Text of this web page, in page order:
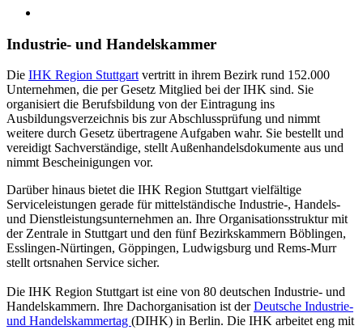
Industrie- und Handelskammer
Die IHK Region Stuttgartvertritt in ihrem Bezirk rund 152.000
Unternehmen, die per Gesetz Mitglied bei der IHK sind. Sie
organisiert die Berufsbildung von der Eintragung ins
Ausbildungsverzeichnis bis zur Abschlussprüfung und nimmt
weitere durch Gesetz übertragene Aufgaben wahr. Sie bestellt und
vereidigt Sachverständige, stellt Außenhandelsdokumente aus und
nimmt Bescheinigungen vor.
Darüber hinaus bietet die IHK Region Stuttgart vielfältige
Serviceleistungen gerade für mittelständische Industrie-, Handels-
und Dienstleistungsunternehmen an. Ihre Organisationsstruktur mit
der Zentrale in Stuttgart und den fünf Bezirkskammern Böblingen,
Esslingen-Nürtingen, Göppingen, Ludwigsburg und Rems-Murr
stellt ortsnahen Service sicher.
Die IHK Region Stuttgart ist eine von 80 deutschen Industrie- und
Handelskammern. Ihre Dachorganisation ist derDeutsche Industrie-
und Handelskammertag (DIHK) in Berlin. Die IHK arbeitet eng mit